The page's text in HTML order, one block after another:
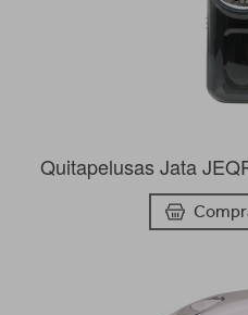
Quitapelusas Jata